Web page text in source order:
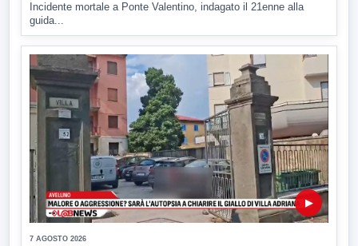
Incidente mortale a Ponte Valentino, indagato il 21enne alla
guida...
▶
7 AGOSTO 2026